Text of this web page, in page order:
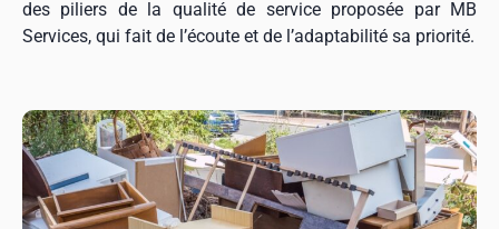
des piliers de la qualité de service proposée par MB
Services, qui fait de l’écoute et de l’adaptabilité sa priorité.